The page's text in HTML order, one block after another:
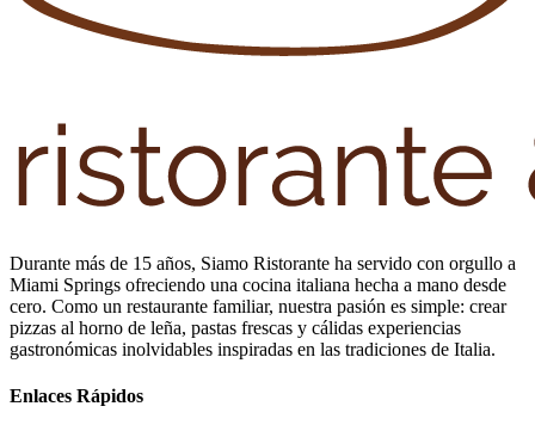
Durante más de 15 años, Siamo Ristorante ha servido con orgullo a
Miami Springs ofreciendo una cocina italiana hecha a mano desde
cero. Como un restaurante familiar, nuestra pasión es simple: crear
pizzas al horno de leña, pastas frescas y cálidas experiencias
gastronómicas inolvidables inspiradas en las tradiciones de Italia.
Enlaces Rápidos